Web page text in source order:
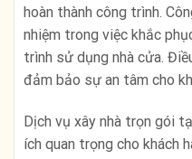
hoàn thành công trình.
nhiệm trong việc khắc
trình sử dụng nhà cửa.
đảm bảo sự an tâm cho
Dịch vụ xây nhà trọn gói
ích quan trọng cho khách